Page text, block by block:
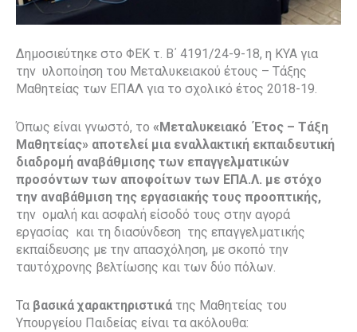
Δημοσιεύτηκε στο ΦΕΚ τ. Β΄ 4191/24-9-18, η ΚΥΑ για
την υλοποίηση του Μεταλυκειακού έτους – Τάξης
Μαθητείας των ΕΠΑΛ για το σχολικό έτος 2018-19.
Όπως είναι γνωστό, το «Μεταλυκειακό Έτος – Τάξη
Μαθητείας» αποτελεί μια εναλλακτική εκπαιδευτική
διαδρομή αναβάθμισης των επαγγελματικών
προσόντων των αποφοίτων των ΕΠΑ.Λ. με στόχο
την αναβάθμιση της εργασιακής τους προοπτικής,
την ομαλή και ασφαλή είσοδό τους στην αγορά
εργασίας και τη διασύνδεση της επαγγελματικής
εκπαίδευσης με την απασχόληση, με σκοπό την
ταυτόχρονης βελτίωσης και των δύο πόλων.
Τα βασικά χαρακτηριστικά της Μαθητείας του
Υπουργείου Παιδείας είναι τα ακόλουθα: